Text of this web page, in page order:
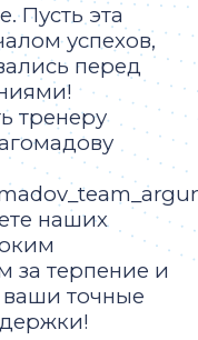
Пусть эта
успехов,
перед
тренеру
наших
за терпение и
ваши точные